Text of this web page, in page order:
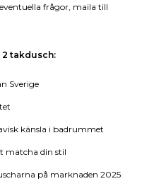
frågor, maila till
2 takdusch:
Sverige
känsla i badrummet
matcha din stil
på marknaden 2025